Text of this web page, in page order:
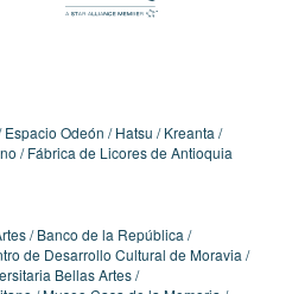
Espacio Odeón Hatsu
Kreanta
Fábrica de Licores de Antioquia
Banco de la República
de Desarrollo Cultural de Moravia
Bellas Artes